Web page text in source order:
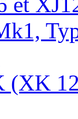
(XK